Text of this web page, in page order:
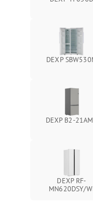
DEXP
DEXP B2-
DEXP RF-
MN620DSY/